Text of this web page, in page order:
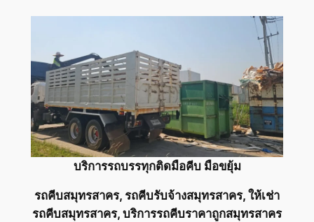
บริการรถบรรทุกติดมือคีบ มือขยุ้ม
รถคีบสมุทรสาคร, รถคีบรับจ้างสมุทรสาคร, ให้เช่า
รถคีบสมุทรสาคร, บริการรถคีบราคาถูกสมุทรสาคร